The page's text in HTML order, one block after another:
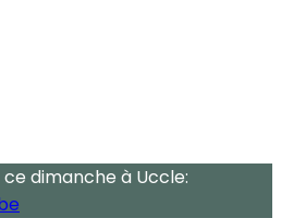
ce dimanche à Uccle: